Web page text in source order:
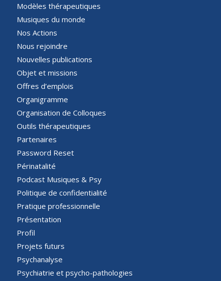
Modèles thérapeutiques
Musiques du monde
Nos Actions
Nous rejoindre
Nouvelles publications
Objet et missions
Offres d’emplois
Organigramme
Organisation de Colloques
Outils thérapeutiques
Partenaires
Password Reset
Périnatalité
Podcast Musiques & Psy
Politique de confidentialité
Pratique professionnelle
Présentation
Profil
Projets futurs
Psychanalyse
Psychiatrie et psycho-pathologies